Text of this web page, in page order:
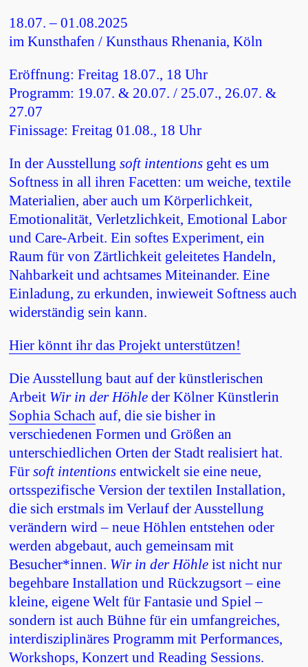
18.07. – 01.08.2025
im Kunsthafen / Kunsthaus Rhenania, Köln
Eröffnung: Freitag 18.07., 18 Uhr
Programm: 19.07. & 20.07. / 25.07., 26.07. &
27.07
Finissage: Freitag 01.08., 18 Uhr
In der Ausstellung soft intentionsgeht es um
Softness in all ihren Facetten: um weiche, textile
Materialien, aber auch um Körperlichkeit,
Emotionalität, Verletzlichkeit, Emotional Labor
und Care-Arbeit. Ein softes Experiment, ein
Raum für von Zärtlichkeit geleitetes Handeln,
Nahbarkeit und achtsames Miteinander. Eine
Einladung, zu erkunden, inwieweit Softness auch
widerständig sein kann.
Hier könnt ihr das Projekt unterstützen!
Die Ausstellung baut auf der künstlerischen
Arbeit Wir in der Höhleder Kölner Künstlerin
Sophia Schachauf, die sie bisher in
verschiedenen Formen und Größen an
unterschiedlichen Orten der Stadt realisiert hat.
Für soft intentionsentwickelt sie eine neue,
ortsspezifische Version der textilen Installation,
die sich erstmals im Verlauf der Ausstellung
verändern wird – neue Höhlen entstehen oder
werden abgebaut, auch gemeinsam mit
Besucher*innen. Wir in der Höhleist nicht nur
begehbare Installation und Rückzugsort – eine
kleine, eigene Welt für Fantasie und Spiel –
sondern ist auch Bühne für ein umfangreiches,
interdisziplinäres Programm mit Performances,
Workshops, Konzert und Reading Sessions.